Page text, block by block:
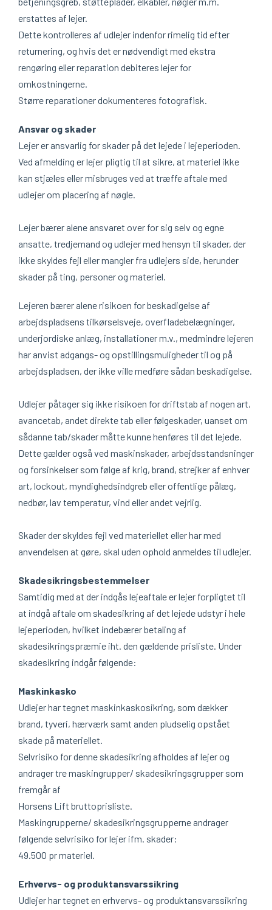
erstattes af lejer.
Dette kontrolleres af udlejer indenfor rimelig tid efter
returnering, og hvis det er nødvendigt med ekstra
rengøring eller reparation debiteres lejer for
omkostningerne.
Større reparationer dokumenteres fotografisk.
Ansvar og skader
Lejer er ansvarlig for skader på det lejede i lejeperioden.
Ved afmelding er lejer pligtig til at sikre, at materiel ikke
kan stjæles eller misbruges ved at træffe aftale med
udlejer om placering af nøgle.
Lejer bærer alene ansvaret over for sig selv og egne
ansatte, tredjemand og udlejer med hensyn til skader, der
ikke skyldes fejl eller mangler fra udlejers side, herunder
skader på ting, personer og materiel.
Lejeren bærer alene risikoen for beskadigelse af
arbejdspladsens tilkørselsveje, overfladebelægninger,
underjordiske anlæg, installationer m.v., medmindre lejeren
har anvist adgangs- og opstillingsmuligheder til og på
arbejdspladsen, der ikke ville medføre sådan beskadigelse.
Udlejer påtager sig ikke risikoen for driftstab af nogen art,
avancetab, andet direkte tab eller følgeskader, uanset om
sådanne tab/skader måtte kunne henføres til det lejede.
Dette gælder også ved maskinskader, arbejdsstandsninger
og forsinkelser som følge af krig, brand, strejker af enhver
art, lockout, myndighedsindgreb eller offentlige pålæg,
nedbør, lav temperatur, vind eller andet vejrlig.
Skader der skyldes fejl ved materiellet eller har med
anvendelsen at gøre, skal uden ophold anmeldes til udlejer.
Skadesikringsbestemmelser
Samtidig med at der indgås lejeaftale er lejer forpligtet til
at indgå aftale om skadesikring af det lejede udstyr i hele
lejeperioden, hvilket indebærer betaling af
skadesikringspræmie iht. den gældende prisliste. Under
skadesikring indgår følgende:
Maskinkasko
Udlejer har tegnet maskinkaskosikring, som dækker
brand, tyveri, hærværk samt anden pludselig opstået
skade på materiellet.
Selvrisiko for denne skadesikring afholdes af lejer og
andrager tre maskingrupper/ skadesikringsgrupper som
fremgår af
Horsens Lift bruttoprisliste.
Maskingrupperne/ skadesikringsgrupperne andrager
følgende selvrisiko for lejer ifm. skader:
49.500 pr materiel.
Erhvervs- og produktansvarssikring
Udlejer har tegnet en erhvervs- og produktansvarssikring